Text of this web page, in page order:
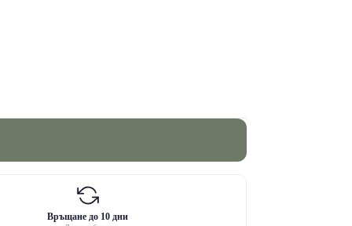
Връщане до 10 дни